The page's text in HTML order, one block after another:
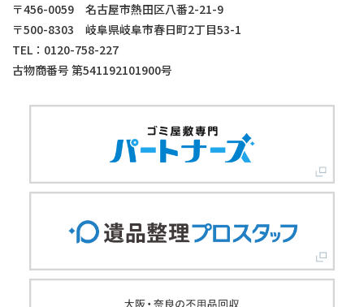
〒456-0059 名古屋市熱田区八番2-21-9
〒500-8303 岐阜県岐阜市春日町2丁目53-1
TEL：0120-758-227
古物商番号 第541192101900号